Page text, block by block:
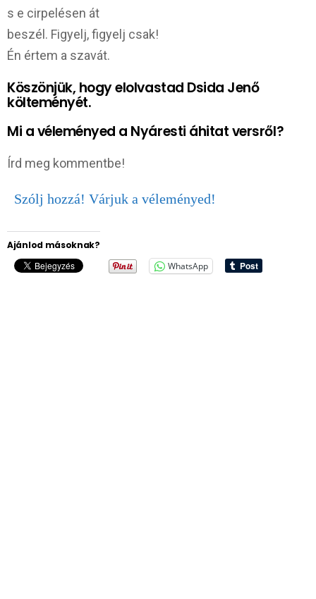
s e cirpelésen át
beszél. Figyelj, figyelj csak!
Én értem a szavát.
Köszönjük, hogy elolvastad Dsida Jenő
költeményét.
Mi a véleményed a Nyáresti áhitat versről?
Írd meg kommentbe!
Szólj hozzá! Várjuk a véleményed!
Ajánlod másoknak?
WhatsApp